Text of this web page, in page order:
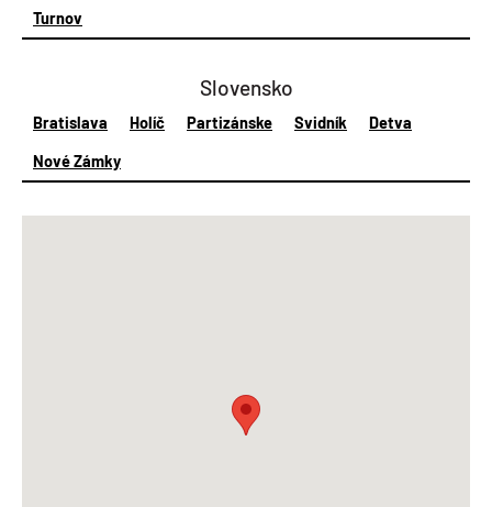
Turnov
Slovensko
Bratislava Holíč Partizánske Svidník
Detva
Nové Zámky